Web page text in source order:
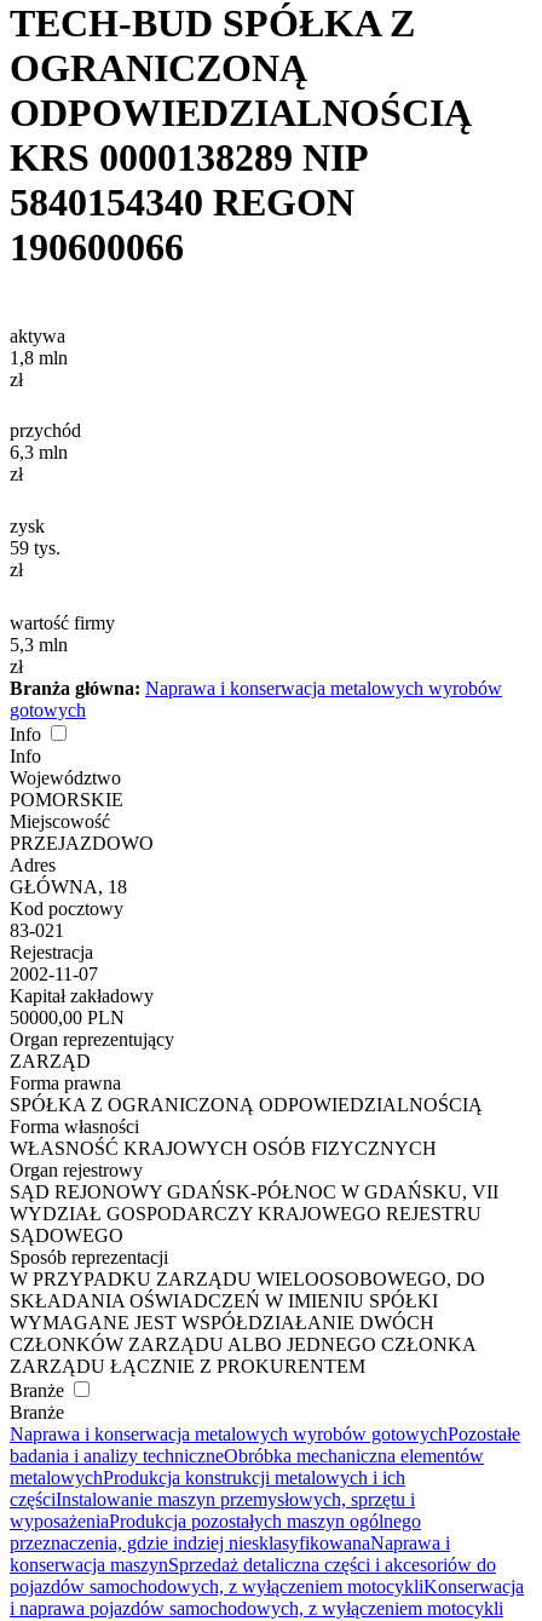
TECH-BUD SPÓŁKA Z
OGRANICZONĄ
ODPOWIEDZIALNOŚCIĄ
KRS 0000138289 NIP
5840154340 REGON
190600066
aktywa
1,8 mln
zł
przychód
6,3 mln
zł
zysk
59 tys.
zł
wartość firmy
5,3 mln
zł
Branża główna: Naprawa i konserwacja metalowych wyrobów
gotowych
Info
Info
Województwo
POMORSKIE
Miejscowość
PRZEJAZDOWO
Adres
GŁÓWNA, 18
Kod pocztowy
83-021
Rejestracja
2002-11-07
Kapitał zakładowy
50000,00 PLN
Organ reprezentujący
ZARZĄD
Forma prawna
SPÓŁKA Z OGRANICZONĄ ODPOWIEDZIALNOŚCIĄ
Forma własności
WŁASNOŚĆ KRAJOWYCH OSÓB FIZYCZNYCH
Organ rejestrowy
SĄD REJONOWY GDAŃSK-PÓŁNOC W GDAŃSKU, VII
WYDZIAŁ GOSPODARCZY KRAJOWEGO REJESTRU
SĄDOWEGO
Sposób reprezentacji
W PRZYPADKU ZARZĄDU WIELOOSOBOWEGO, DO
SKŁADANIA OŚWIADCZEŃ W IMIENIU SPÓŁKI
WYMAGANE JEST WSPÓŁDZIAŁANIE DWÓCH
CZŁONKÓW ZARZĄDU ALBO JEDNEGO CZŁONKA
ZARZĄDU ŁĄCZNIE Z PROKURENTEM
Branże
Branże
Naprawa i konserwacja metalowych wyrobów gotowychPozostałe
badania i analizy techniczneObróbka mechaniczna elementów
metalowychProdukcja konstrukcji metalowych i ich
częściInstalowanie maszyn przemysłowych, sprzętu i
wyposażeniaProdukcja pozostałych maszyn ogólnego
przeznaczenia, gdzie indziej niesklasyfikowanaNaprawa i
konserwacja maszynSprzedaż detaliczna części i akcesoriów do
pojazdów samochodowych, z wyłączeniem motocykliKonserwacja
i naprawa pojazdów samochodowych, z wyłączeniem motocykli